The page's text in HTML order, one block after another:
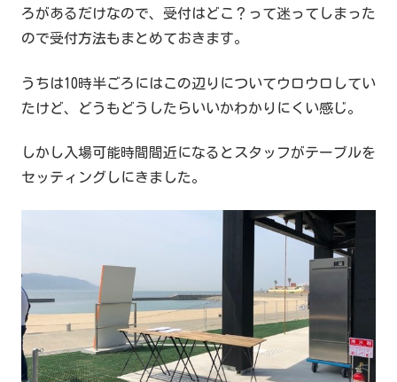
ろがあるだけなので、受付はどこ？って迷ってしまった
ので受付方法もまとめておきます。
うちは10時半ごろにはこの辺りについてウロウロしてい
たけど、どうもどうしたらいいかわかりにくい感じ。
しかし入場可能時間間近になるとスタッフがテーブルを
セッティングしにきました。